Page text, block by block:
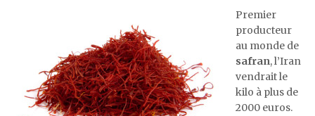
Premier
producteur
au monde de
safran, l’Iran
vendrait le
kilo à plus de
2000 euros.